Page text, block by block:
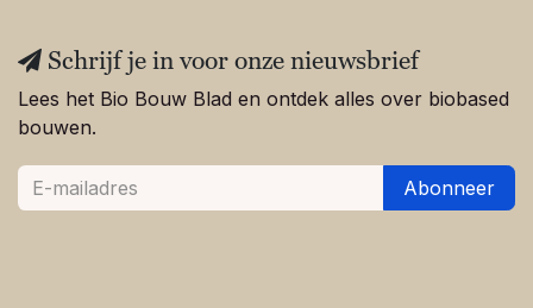
Schrijf je in voor onze nieuwsbrief
Lees het Bio Bouw Blad en ontdek alles over biobased
bouwen.
Abonneer